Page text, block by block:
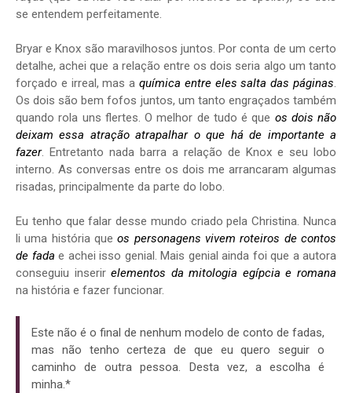
se entendem perfeitamente.
Bryar e Knox são maravilhosos juntos. Por conta de um certo
detalhe, achei que a relação entre os dois seria algo um tanto
forçado e irreal, mas a química entre eles salta das páginas.
Os dois são bem fofos juntos, um tanto engraçados também
quando rola uns flertes. O melhor de tudo é que os dois não
deixam essa atração atrapalhar o que há de importante a
fazer. Entretanto nada barra a relação de Knox e seu lobo
interno. As conversas entre os dois me arrancaram algumas
risadas, principalmente da parte do lobo.
Eu tenho que falar desse mundo criado pela Christina. Nunca
li uma história queos personagens vivem roteiros de contos
de fada e achei isso genial. Mais genial ainda foi que a autora
conseguiu inserirelementos da mitologia egípcia e romana
na história e fazer funcionar.
Este não é o final de nenhum modelo de conto de fadas,
mas não tenho certeza de que eu quero seguir o
caminho de outra pessoa. Desta vez, a escolha é
minha.*